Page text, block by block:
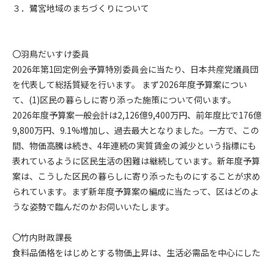
３．鷺宮地域のまちづくりについて
〇羽鳥だいすけ委員
2026年第1回定例会予算特別委員会に当たり、日本共産党議員団
を代表して総括質疑を行います。 まず2026年度予算案につい
て、(1)区民の暮らしに寄り添った施策について伺います。
2026年度予算案一般会計は2,126億9,400万円、前年度比で176億
9,800万円、9.1%増加し、過去最大となりました。一方で、この
間、物価高騰は続き、4年連続の実質賃金の減少という指標にも
表れているように区民生活の困難は継続しています。新年度予算
案は、こうした区民の暮らしに寄り添ったものにすることが求め
られています。まず新年度予算案の編成に当たって、区はどのよ
うな姿勢で臨んだのかお伺いいたします。
〇竹内財政課長
食料品価格をはじめとする物価上昇は、生活必需品を中心にした